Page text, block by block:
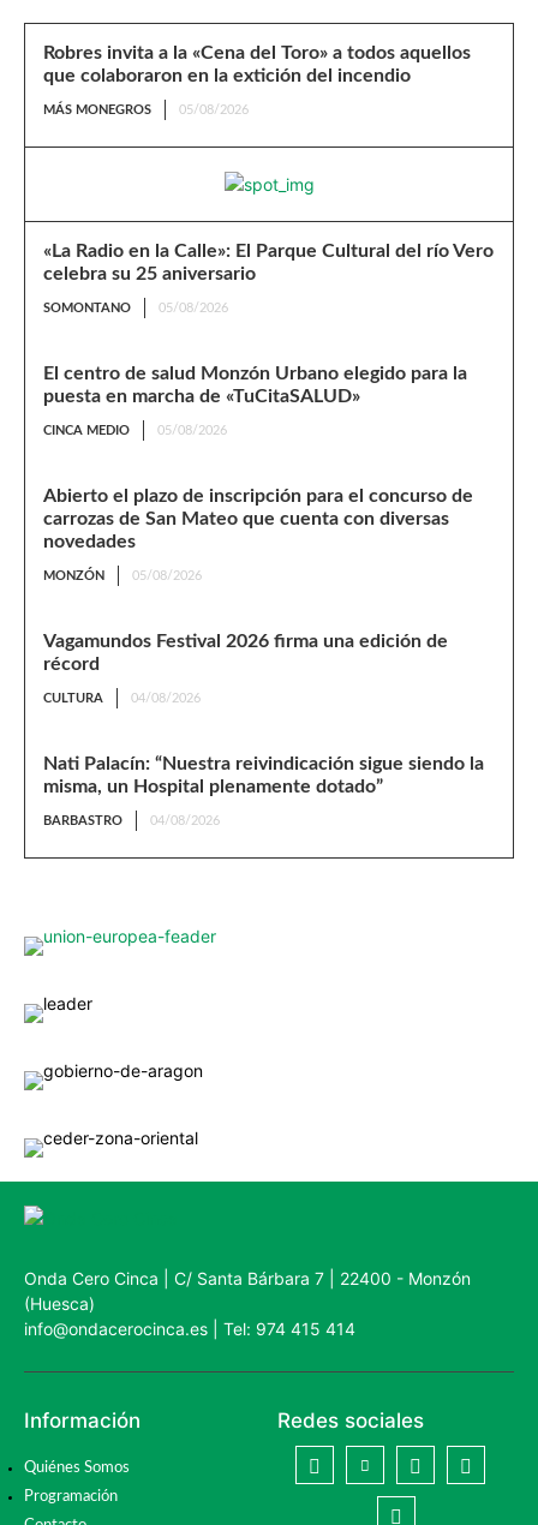
Robres invita a la «Cena del Toro» a todos aquellos
que colaboraron en la extición del incendio
MÁS MONEGROS 05/08/2026
«La Radio en la Calle»: El Parque Cultural del río Vero
celebra su 25 aniversario
SOMONTANO 05/08/2026
El centro de salud Monzón Urbano elegido para la
puesta en marcha de «TuCitaSALUD»
CINCA MEDIO 05/08/2026
Abierto el plazo de inscripción para el concurso de
carrozas de San Mateo que cuenta con diversas
novedades
MONZÓN 05/08/2026
Vagamundos Festival 2026 firma una edición de
récord
CULTURA 04/08/2026
Nati Palacín: “Nuestra reivindicación sigue siendo la
misma, un Hospital plenamente dotado”
BARBASTRO 04/08/2026
Onda Cero Cinca | C/ Santa Bárbara 7 | 22400 - Monzón
(Huesca)
info@ondacerocinca.es | Tel: 974 415 414
Información
Quiénes Somos
Programación
Redes sociales